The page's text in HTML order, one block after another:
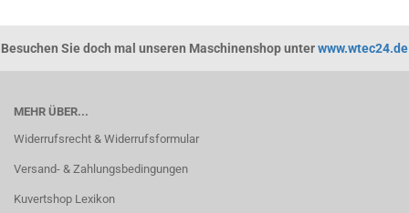
Besuchen Sie doch mal unseren Maschinenshop unterwww.wtec24.de
MEHR ÜBER...
Widerrufsrecht & Widerrufsformular
Versand- & Zahlungsbedingungen
Kuvertshop Lexikon